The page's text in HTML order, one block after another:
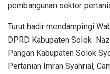
pembangunan sektor
Turut hadir mendampingi
DPRD Kabupaten Solok
Pangan Kabupaten Solok
Pertanian Imran Syahrial,